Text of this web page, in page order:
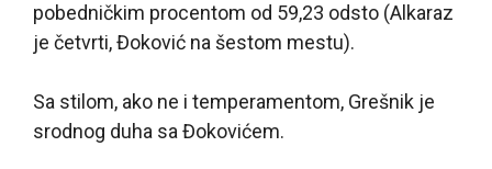
pobedničkim procentom od 59,23 odsto (Alkaraz
je četvrti, Đoković na šestom mestu).
Sa stilom, ako ne i temperamentom, Grešnik je
srodnog duha sa Đokovićem.